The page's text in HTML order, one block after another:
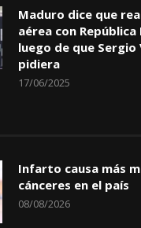
Maduro dice que
aérea con República
luego de que Sergio
pidiera
17/06/2025
Infarto causa más
cánceres en el país
08/08/2026